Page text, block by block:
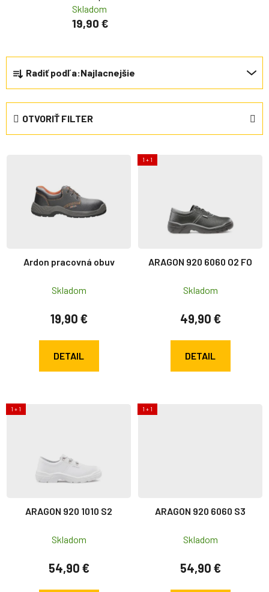
Skladom
19,90 €
Radiť podľa:Najlacnejšie
OTVORIŤ FILTER
Ardon pracovná obuv
Skladom
19,90 €
DETAIL
1 + 1
ARAGON 920 6060 O2 FO
Skladom
49,90 €
DETAIL
1 + 1
ARAGON 920 1010 S2
Skladom
54,90 €
1 + 1
ARAGON 920 6060 S3
Skladom
54,90 €